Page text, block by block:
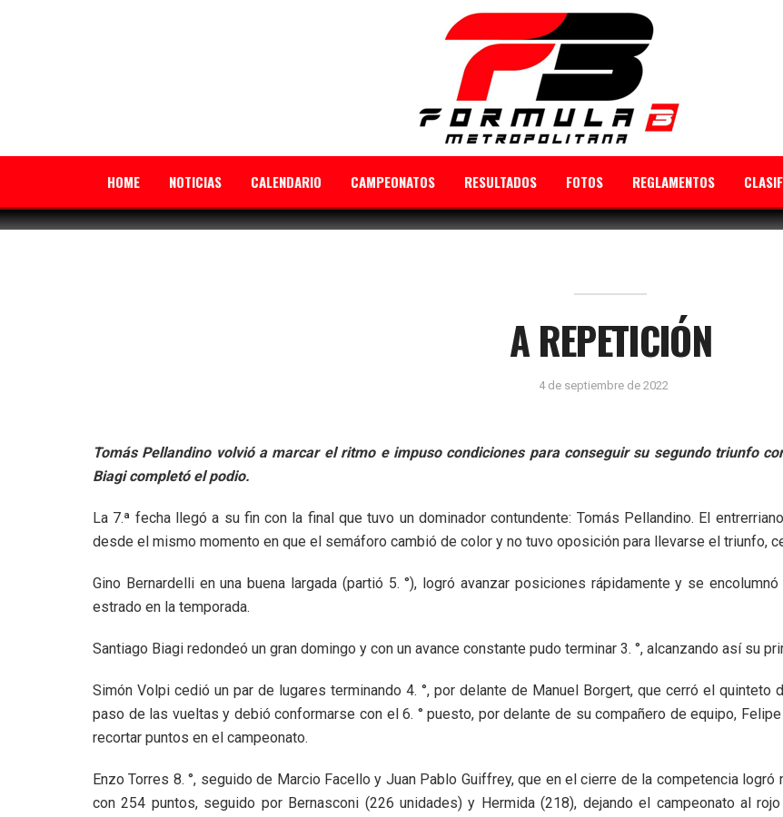
HOME NOTICIAS CALENDARIO CAMPEONATOS RESULTADOS FOTOS REGLAMENTOS
A REPETICIÓN
4 de septiembre de 2022
Tomás Pellandino volvió a marcar el ritmo e impuso condiciones para conseguir su segundo triunfo
Biagi completó el podio.
La 7.ª fecha llegó a su fin con la final que tuvo un dominador contundente: Tomás Pellandino. El
desde el mismo momento en que el semáforo cambió de color y no tuvo oposición para llevarse el triunfo,
Gino Bernardelli en una buena largada (partió 5. °), logró avanzar posiciones rápidamente y se
estrado en la temporada.
Santiago Biagi redondeó un gran domingo y con un avance constante pudo terminar 3. °, alcanzando así su
Simón Volpi cedió un par de lugares terminando 4. °, por delante de Manuel Borgert, que cerró el quinteto
paso de las vueltas y debió conformarse con el 6. ° puesto, por delante de su compañero de equipo,
recortar puntos en el campeonato.
Enzo Torres 8. °, seguido de Marcio Facello y Juan Pablo Guiffrey, que en el cierre de la competencia
con 254 puntos, seguido por Bernasconi (226 unidades) y Hermida (218), dejando el campeonato al